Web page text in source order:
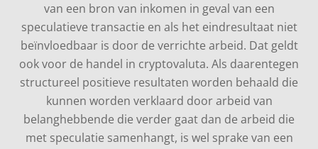
van een bron van inkomen in geval van een
speculatieve transactie en als het eindresultaat niet
beïnvloedbaar is door de verrichte arbeid. Dat geldt
ook voor de handel in cryptovaluta. Als daarentegen
structureel positieve resultaten worden behaald die
kunnen worden verklaard door arbeid van
belanghebbende die verder gaat dan de arbeid die
met speculatie samenhangt, is wel sprake van een